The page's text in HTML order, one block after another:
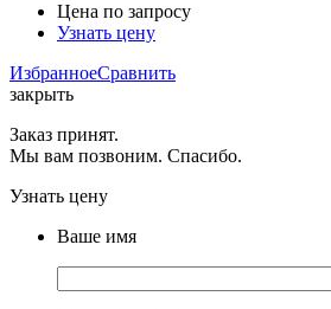
Цена по запросу
Узнать цену
ИзбранноеСравнить
закрыть
Заказ принят.
Мы вам позвоним. Спасибо.
Узнать цену
Ваше имя